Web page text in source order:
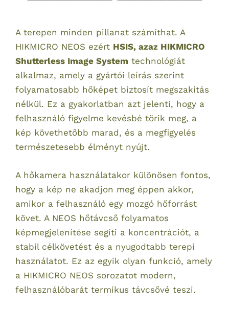
A terepen minden pillanat számíthat. A
HIKMICRO NEOS ezért HSIS, azaz HIKMICRO
Shutterless Image System technológiát
alkalmaz, amely a gyártói leírás szerint
folyamatosabb hőképet biztosít megszakítás
nélkül. Ez a gyakorlatban azt jelenti, hogy a
felhasználó figyelme kevésbé törik meg, a
kép követhetőbb marad, és a megfigyelés
természetesebb élményt nyújt.
A hőkamera használatakor különösen fontos,
hogy a kép ne akadjon meg éppen akkor,
amikor a felhasználó egy mozgó hőforrást
követ. A NEOS hőtávcső folyamatos
képmegjelenítése segíti a koncentrációt, a
stabil célkövetést és a nyugodtabb terepi
használatot. Ez az egyik olyan funkció, amely
a HIKMICRO NEOS sorozatot modern,
felhasználóbarát termikus távcsővé teszi.